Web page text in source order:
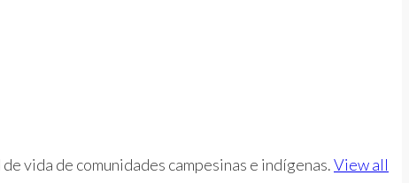
vida de comunidades campesinas e indígenas.View all